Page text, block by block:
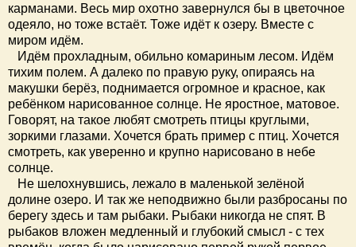
карманами. Весь мир охотно завернулся бы в цветочное
одеяло, но тоже встаёт. Тоже идёт к озеру. Вместе с
миром идём.
Идём прохладным, обильно комариным лесом. Идём
тихим полем. А далеко по правую руку, опираясь на
макушки берёз, поднимается огромное и красное, как
ребёнком нарисованное солнце. Не яростное, матовое.
Говорят, на такое любят смотреть птицы круглыми,
зоркими глазами. Хочется брать пример с птиц. Хочется
смотреть, как уверенно и крупно нарисовано в небе
солнце.
Не шелохнувшись, лежало в маленькой зелёной
долине озеро. И так же неподвижно были разбросаны по
берегу здесь и там рыбаки. Рыбаки никогда не спят. В
рыбаков вложен медленный и глубокий смысл - с тех